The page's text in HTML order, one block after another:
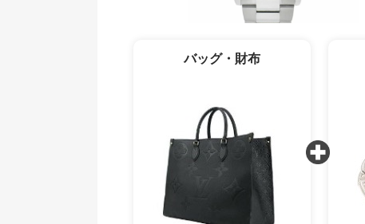
バッグ・財布